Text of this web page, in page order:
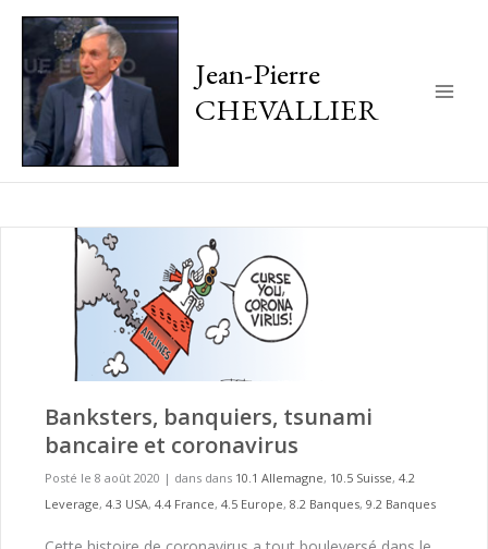
Jean-Pierre
CHEVALLIER
Banksters, banquiers, tsunami
bancaire et coronavirus
Posté le 8 août 2020 | dans dans 10.1 Allemagne, 10.5 Suisse, 4.2
Leverage, 4.3 USA, 4.4 France, 4.5 Europe, 8.2 Banques, 9.2 Banques